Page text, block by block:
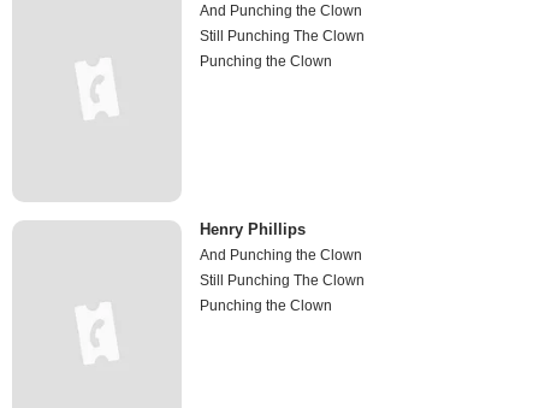
And Punching the Clown
Still Punching The Clown
Punching the Clown
Henry Phillips
And Punching the Clown
Still Punching The Clown
Punching the Clown